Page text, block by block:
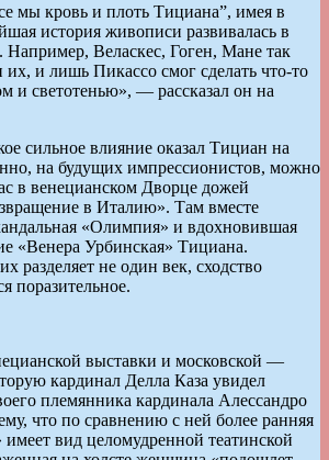
мы кровь и плоть Тициана”, имея в
история живописи развивалась в
Например, Веласкес, Гоген, Мане так
их, и лишь Пикассо смог сделать что-то
и светотенью», — рассказал он на
сильное влияние оказал Тициан на
на будущих импрессионистов, можно
в венецианском Дворце дожей
в Италию». Там вместе
«Олимпия» и вдохновившая
«Венера Урбинская» Тициана.
разделяет не один век, сходство
поразительное.
выставки и московской —
кардинал Делла Каза увидел
племянника кардинала Алессандро
что по сравнению с ней более ранняя
вид целомудренной театинской